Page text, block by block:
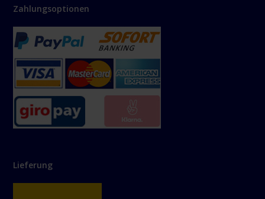
Zahlungsoptionen
Lieferung